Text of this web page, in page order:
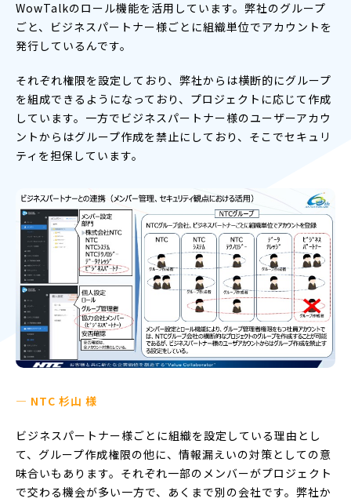
WowTalkのロール機能を活用しています。弊社のグループ
ごと、ビジネスパートナー様ごとに組織単位でアカウントを
発行しているんです。
それぞれ権限を設定しており、弊社からは横断的にグループ
を組成できるようになっており、プロジェクトに応じて作成
しています。一方でビジネスパートナー様のユーザーアカウ
ントからはグループ作成を禁止にしており、そこでセキュリ
ティを担保しています。
— NTC 杉山 様
ビジネスパートナー様ごとに組織を設定している理由とし
て、グループ作成権限の他に、情報漏えいの対策としての意
味合いもあります。それぞれ一部のメンバーがプロジェクト
で交わる機会が多い一方で、あくまで別の会社です。弊社か